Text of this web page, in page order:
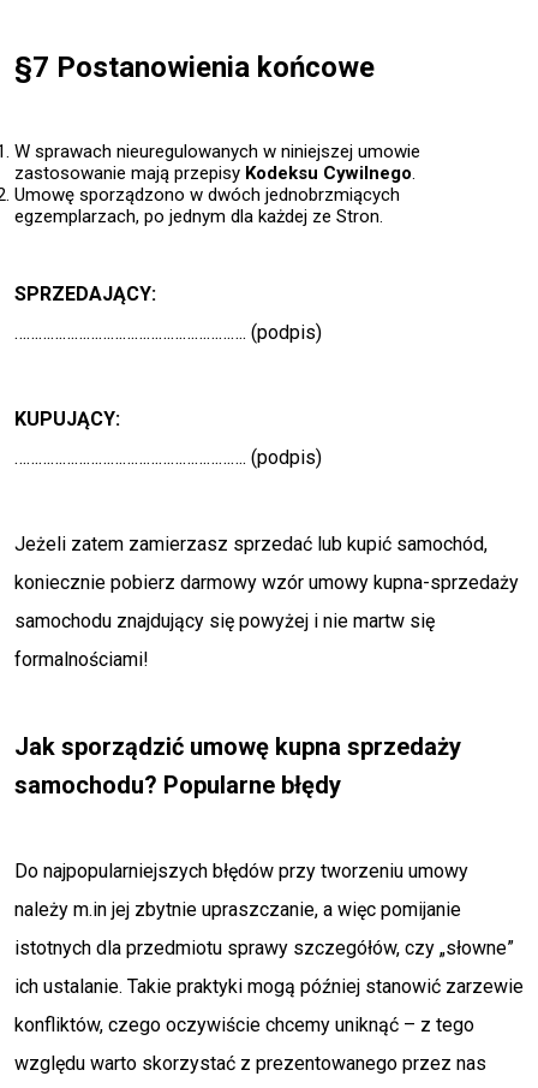
§7 Postanowienia końcowe
W sprawach nieuregulowanych w niniejszej umowie
zastosowanie mają przepisy Kodeksu Cywilnego.
Umowę sporządzono w dwóch jednobrzmiących
egzemplarzach, po jednym dla każdej ze Stron.
SPRZEDAJĄCY:
…………………………………………………. (podpis)
KUPUJĄCY:
…………………………………………………. (podpis)
Jeżeli zatem zamierzasz sprzedać lub kupić samochód,
koniecznie pobierz darmowy wzór umowy kupna-sprzedaży
samochodu znajdujący się powyżej i nie martw się
formalnościami!
Jak sporządzić umowę kupna sprzedaży
samochodu? Popularne błędy
Do najpopularniejszych błędów przy tworzeniu umowy
należy m.in jej zbytnie upraszczanie, a więc pomijanie
istotnych dla przedmiotu sprawy szczegółów, czy „słowne”
ich ustalanie. Takie praktyki mogą później stanowić zarzewie
konfliktów, czego oczywiście chcemy uniknąć – z tego
względu warto skorzystać z prezentowanego przez nas